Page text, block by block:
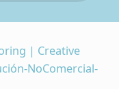
| Creative
NoComercial-